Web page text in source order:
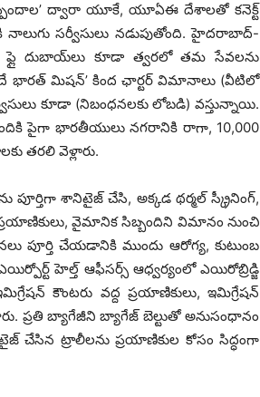
ద్వారా యూకే, యూఏఈ దేశాలతో కనెక్ట్
సర్వీసులు నడుపుతోంది. హైదరాబాద్-
దుబాయ్‌లు కూడా త్వరలో తమ సేవలను
భారత్ మిషన్’ కింద ఛార్టర్ విమానాలు (వీటిలో
కూడా (నిబంధనలకు లోబడి) వస్తున్నాయి.
పైగా భారతీయులు నగరానికి రాగా, 10,000
తరలి వెళ్లారు.
శానిటైజ్ చేసి, అక్కడ థర్మల్ స్క్రీనింగ్,
వైమానిక సిబ్బందిని విమానం నుంచి
పూర్తి చేయడానికి ముందు ఆరోగ్య, కుటుంబ
హెల్త్ ఆఫీసర్స్ ఆధ్వర్యంలో ఎయిరోబ్రిడ్జి
కౌంటరు వద్ద ప్రయాణికులు, ఇమిగ్రేషన్
ప్రతి బ్యాగేజీని బ్యాగేజ్ బెల్టుతో అనుసంధానం
చేసిన ట్రాలీలను ప్రయాణికుల కోసం సిద్ధంగా